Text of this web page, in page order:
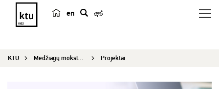
en
e
KTU Medžiagų mokslo institutas Projektai